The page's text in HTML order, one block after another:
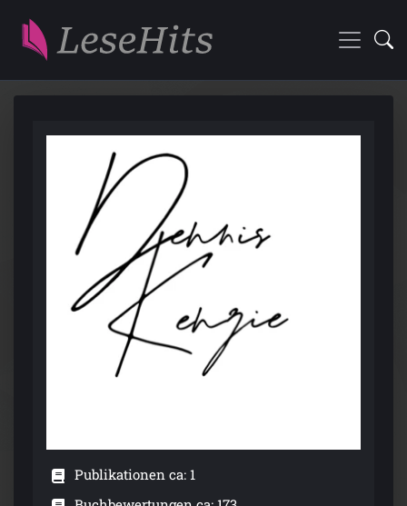
Publikationen ca: 1